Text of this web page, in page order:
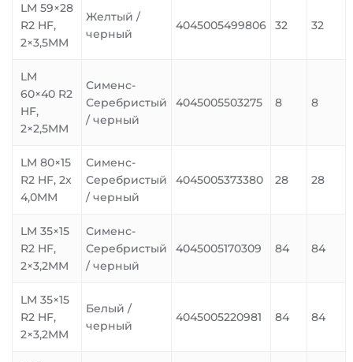
LM 59×28
R2 HF,
2×3,5MM
Желтый /
черный
4045005499806 32 32
LM
60×40 R2
HF,
2×2,5MM
Сименс-
Серебристый
/ черный
4045005503275 8 8
LM 80×15
R2 HF, 2x
4,0MM
Сименс-
Серебристый
/ черный
4045005373380 28 28
LM 35×15
R2 HF,
2×3,2MM
Сименс-
Серебристый
/ черный
4045005170309 84 84
LM 35×15
R2 HF,
2×3,2MM
Белый /
черный
4045005220981 84 84